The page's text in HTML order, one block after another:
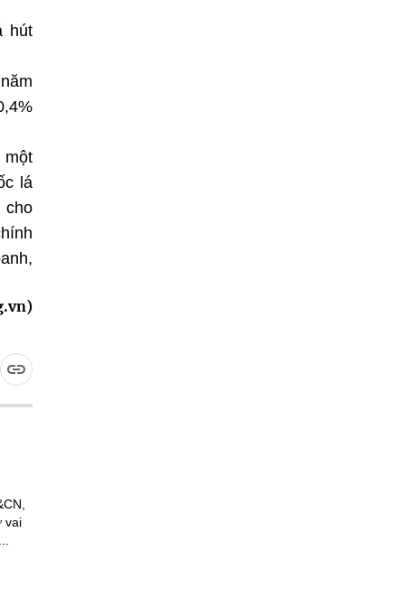
hút
một
lá
cho
vai